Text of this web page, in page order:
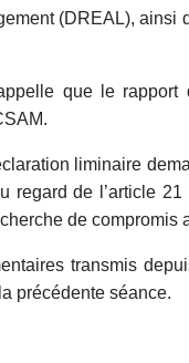
(DREAL),
que le
liminaire
regard de l’article
de
transmis
précédente séance.